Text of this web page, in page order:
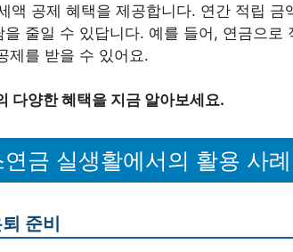
액 공제 혜택을 제공합니다. 연간 적립 금
을 줄일 수 있답니다. 예를 들어, 연금으
제를 받을 수 있어요.
다양한 혜택을 지금 알아보세요.
금 실생활에서의 활용 사례
준비